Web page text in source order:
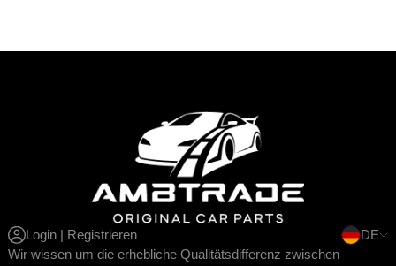
Login | Registrieren
DE
Wir wissen um die erhebliche Qualitätsdifferenz zwischen